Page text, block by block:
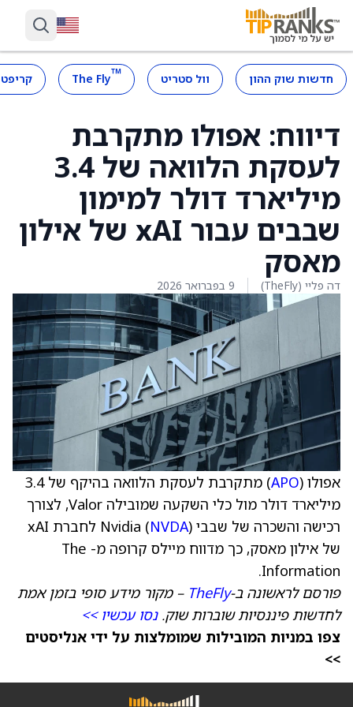
חדשות שוק ההון וול סטריט ™
The Fly
דיווח: אפולו מתקרבת
לעסקת הלוואה של 3.4
מיליארד דולר למימון
שבבים עבור xAI של אילון
מאסק
דה פליי (TheFly) 9 בפברואר 2026
אפולו (APO
) מתקרבת לעסקת הלוואה בהיקף של 3.4
מיליארד דולר מול כלי השקעה שמובילה Valor, לצורך
רכישה והשכרה של שבבי Nvidia ( NVDA
) לחברת xAI
של אילון מאסק, כך מדווח מיילס קרופה מ- The
Information.
פורסם לראשונה ב-TheFly – מקור מידע סופי בזמן אמת
לחדשות פיננסיות שוברות שוק.נסו עכשיו >>
צפו במניות המובילות שמומלצות על ידי אנליסטים
>>